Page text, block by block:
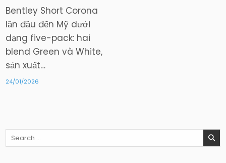
Bentley Short Corona
lần đầu đến Mỹ dưới
dạng five-pack: hai
blend Green và White,
sản xuất…
24/01/2026
Search